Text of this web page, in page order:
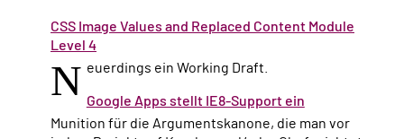
CSS Image Values and Replaced Content Module
Level 4
N euerdings ein Working Draft.
Google Apps stellt IE8-Support ein
Munition für die Argumentskanone, die man vor